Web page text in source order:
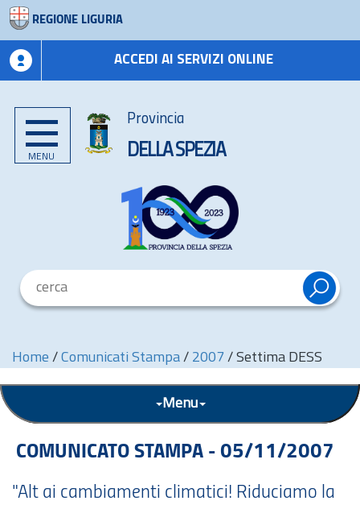
REGIONE LIGURIA
ACCEDI AI SERVIZI ONLINE
MENU
Provincia
DELLA SPEZIA
Home / Comunicati Stampa / 2007 / Settima DESS
Menu
COMUNICATO STAMPA - 05/11/2007
"Alt ai cambiamenti climatici! Riduciamo la